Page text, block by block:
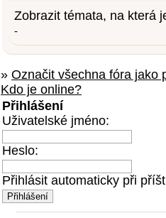
Zobrazit témata, na která
-
» Označit všechna fóra jako
Kdo je online?
Přihlášení
Uživatelské jméno:
Heslo:
Přihlásit automaticky při